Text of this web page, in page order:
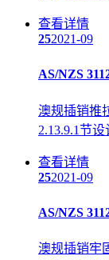
查看详情
252021-09
AS/NZS
澳规插销推
2.13.9.1节
查看详情
252021-09
AS/NZS
澳规插销牢